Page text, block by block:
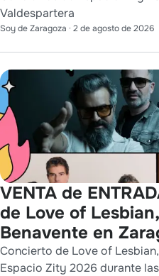
Valdespartera
Soy de Zaragoza · 2 de agosto de 2026
VENTA de
de Love of
Benavente en
Concierto de Love of
Espacio Zity 2026 durante